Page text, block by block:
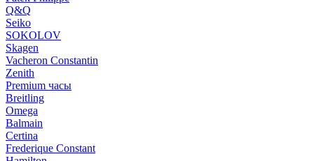
Q&Q
Seiko
SOKOLOV
Skagen
Vacheron Constantin
Zenith
Premium часы
Breitling
Omega
Balmain
Certina
Frederique Constant